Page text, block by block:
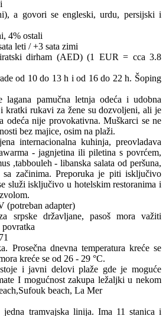
a govori se engleski, urdu, persijski i
4% ostali
leti / +3 sata zimi
dirham (AED) (1 EUR = cca 3.8
od 10 do 13 h i od 16 do 22 h. Šoping
lagana pamučna letnja odeća i udobna
kratki rukavi za žene su dozvoljeni, ali je
odeća nije provokativna. Muškarci se ne
bez majice, osim na plaži.
internacionalna kuhinja, preovladava
- jagnjetina ili piletina s povrćem,
,tabbouleh - libanska salata od peršuna,
začinima. Preporuka je piti isključivo
služi isključivo u hotelskim restoranima i
(potreban adapter)
srpske državljane, pasoš mora važiti
povratka
Prosečna dnevna temperatura kreće se
kreće se od 26 - 29 °C.
i javni delovi plaže gde je moguće
I mogućnost zakupa ležaljki u nekom
beach, La Mer
tramvajska linija. Ima 11 stanica i